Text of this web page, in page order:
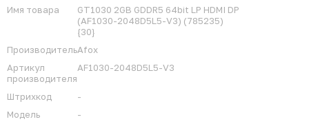
Имя товара
GT1030 2GB GDDR5 64bit LP HDMI DP
(AF1030-2048D5L5-V3) (785235)
{30}
ПроизводительAfox
Артикул
производителя
AF1030-2048D5L5-V3
Штрихкод
-
Модель
-